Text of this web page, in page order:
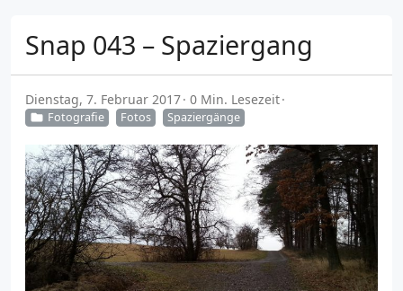
Snap 043 – Spaziergang
Dienstag, 7. Februar 2017 0 Min. Lesezeit
Fotografie Fotos Spaziergänge